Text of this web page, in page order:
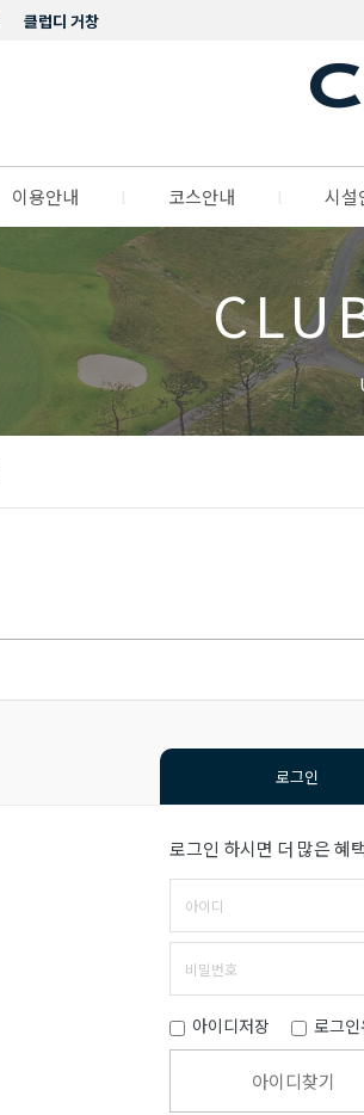
클럽디 거창
이용안내 코스안내 시설
로그인
로그인 하시면 더 많은 혜
아이디저장 로그인
아이디찾기